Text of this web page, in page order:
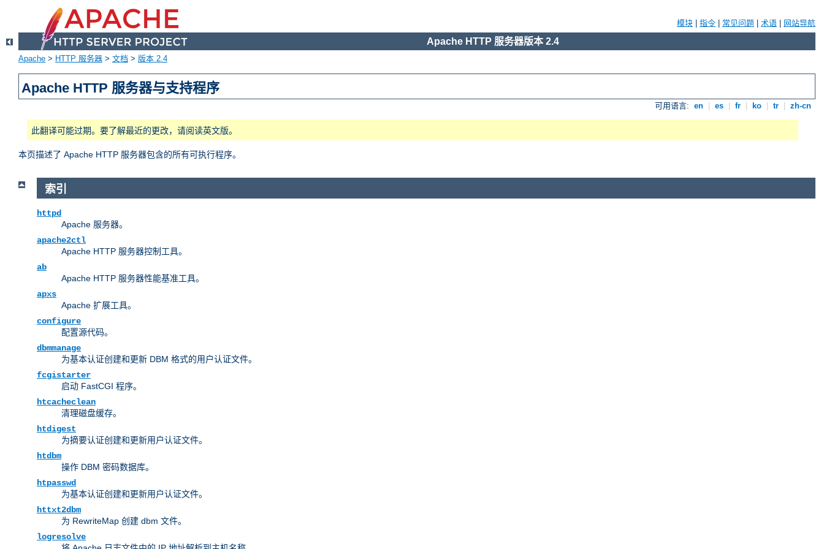
模块 指令 常见问题 术语 网站导航
Apache HTTP 服务器版本 2.4
Apache > HTTP 服务器 > 文档 > 版本 2.4
Apache HTTP 服务器与支持程序
可用语言: en es fr ko tr zh-cn
此翻译可能过期。要了解最近的更改，请阅读英文版。
本页描述了 Apache HTTP 服务器包含的所有可执行程序。
索引
httpd
Apache 服务器。
apache2ctl
Apache HTTP 服务器控制工具。
ab
Apache HTTP 服务器性能基准工具。
apxs
Apache 扩展工具。
configure
配置源代码。
dbmmanage
为基本认证创建和更新 DBM 格式的用户认证文件。
fcgistarter
启动 FastCGI 程序。
htcacheclean
清理磁盘缓存。
htdigest
为摘要认证创建和更新用户认证文件。
htdbm
操作 DBM 密码数据库。
htpasswd
为基本认证创建和更新用户认证文件。
httxt2dbm
为 RewriteMap 创建 dbm 文件。
logresolve